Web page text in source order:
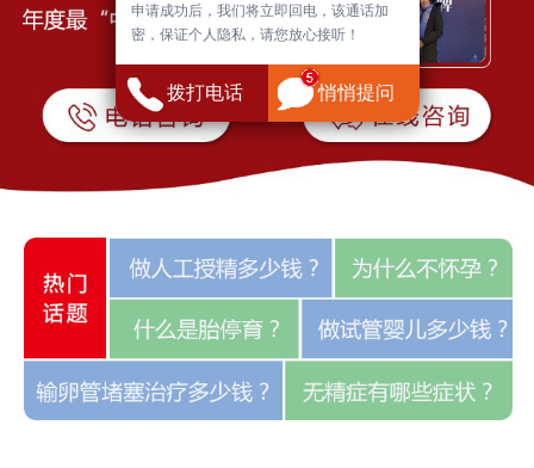
申请成功后，我们将立即回电，该通话加
密，保证个人隐私，请您放心接听！
拨打电话 悄悄提问